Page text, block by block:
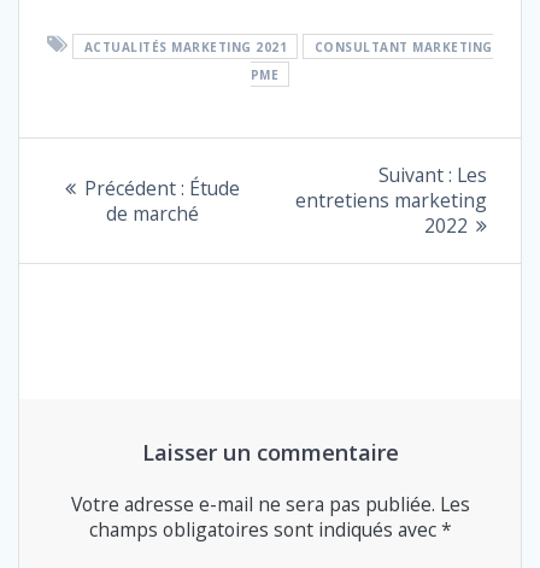
ACTUALITÉS MARKETING 2021
CONSULTANT MARKETING
PME
L’ARTICLE
Précédent : Article
précédent
Étude
de marché
Suivant : Article
suivant
:
Les
entretiens marketing
2022
Laisser un commentaire
Votre adresse e-mail ne sera pas publiée. Les
champs obligatoires sont indiqués avec*